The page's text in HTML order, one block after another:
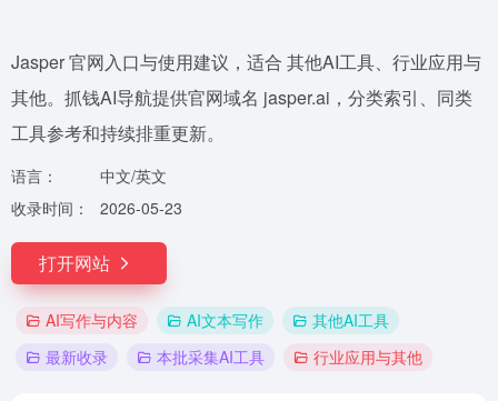
Jasper 官网入口与使用建议，适合 其他AI工具、行业应用与
其他。抓钱AI导航提供官网域名 jasper.ai，分类索引、同类
工具参考和持续排重更新。
语言：
中文/英文
收录时间：
2026-05-23
打开网站
AI写作与内容 AI文本写作
其他AI工具
最新收录
本批采集AI工具 行业应用与其他